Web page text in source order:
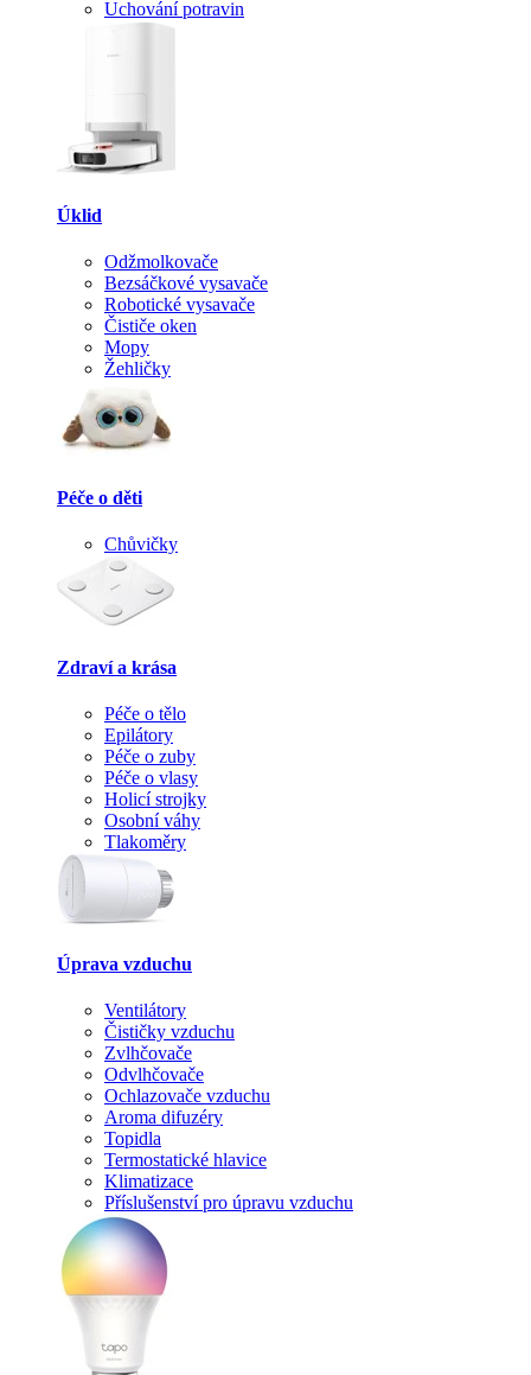
Uchování potravin
Úklid
Odžmolkovače
Bezsáčkové vysavače
Robotické vysavače
Čističe oken
Mopy
Žehličky
Péče o děti
Chůvičky
Zdraví a krása
Péče o tělo
Epilátory
Péče o zuby
Péče o vlasy
Holicí strojky
Osobní váhy
Tlakoměry
Úprava vzduchu
Ventilátory
Čističky vzduchu
Zvlhčovače
Odvlhčovače
Ochlazovače vzduchu
Aroma difuzéry
Topidla
Termostatické hlavice
Klimatizace
Příslušenství pro úpravu vzduchu